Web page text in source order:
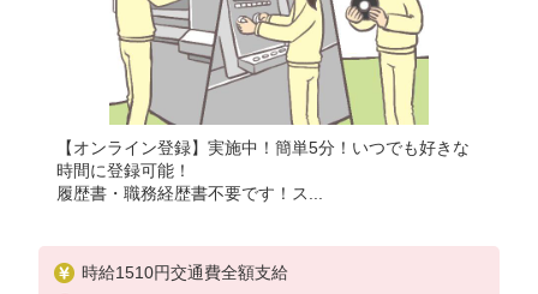
【オンライン登録】実施中！簡単5分！いつでも好きな
時間に登録可能！
履歴書・職務経歴書不要です！ス...
時給1510円交通費全額支給